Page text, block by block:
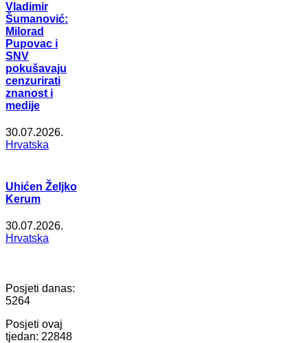
Vladimir
Šumanović:
Milorad
Pupovac i
SNV
pokušavaju
cenzurirati
znanost i
medije
30.07.2026.
Hrvatska
Uhićen Željko
Kerum
30.07.2026.
Hrvatska
Posjeti danas:
5264
Posjeti ovaj
tjedan: 22848